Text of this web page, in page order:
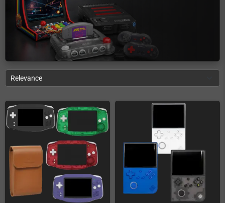
Relevance